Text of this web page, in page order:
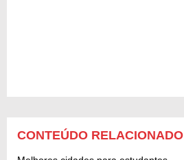
CONTEÚDO RELACIONADO